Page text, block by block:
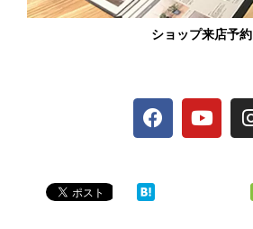
ショップ来店予約